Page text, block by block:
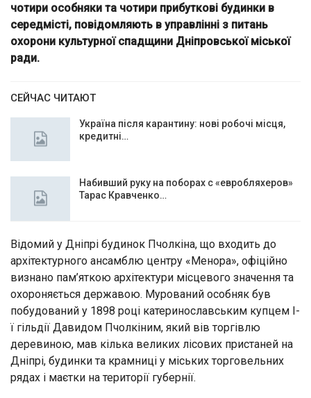
чотири особняки та чотири прибуткові будинки в
середмісті, повідомляють в управлінні з питань
охорони культурної спадщини Дніпровської міської
ради.
СЕЙЧАС ЧИТАЮТ
Україна після карантину: нові робочі місця,
кредитні…
Набивший руку на поборах с «евробляхеров»
Тарас Кравченко…
Відомий у Дніпрі будинок Пчолкіна, що входить до
архітектурного ансамблю центру «Менора», офіційно
визнано пам’яткою архітектури місцевого значення та
охороняється державою. Мурований особняк був
побудований у 1898 році катеринославським купцем І-
ї гільдії Давидом Пчолкіним, який вів торгівлю
деревиною, мав кілька великих лісових пристаней на
Дніпрі, будинки та крамниці у міських торговельних
рядах і маєтки на території губернії.